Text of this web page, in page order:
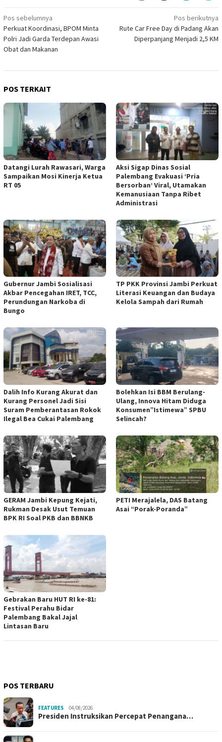
Navigasi
pos
Pos sebelumnya
Perkuat Koordinasi, BPOM Minta
Polri Jadi Garda Terdepan Awasi
Obat dan Makanan
Pos berikutnya
Rute Car Free Day di Padang Akan
Diperpanjang Menjadi 2,5 KM
POS TERKAIT
Datangi Lurah Rawasari, Warga
Sampaikan Mosi Kinerja Ketua
RT 05
Aksi Sigap Dinas Sosial
Palembang Evakuasi ‘Pria
Bersorban’ Viral, Utamakan
Kemanusiaan Tanpa Ribet
Administrasi
Gubernur Jambi Sosialisasi
Akbar Pencegahan IRET, TCC,
Perundungan Narkoba di
Bungo
TP PKK Provinsi Jambi Perkuat
Literasi Keuangan dan Budaya
Kelola Sampah dari Rumah
Dalih Info Kurang Akurat dan
Kurang Personel Jadi Sisi
Suram Pemberantasan Rokok
Ilegal Bea Cukai Palembang
Bolehkan Isi BBM Berulang-
Ulang, Innova Hitam Diduga
Konsumen”Istimewa” SPBU
Selincah?
GERAM Jambi Kepung Kejati,
Rukman Desak Usut Temuan
BPK RI Soal PKB dan BBNKB
PETI Merajalela, DAS Batang
Asai “Porak-Poranda”
Gebrakan Baru HUT RI ke-81:
Festival Perahu Bidar
Palembang Bakal Jajal
Lintasan Baru
POS TERBARU
FEATURES 04/08/2026
Presiden Instruksikan Percepat Penangana…